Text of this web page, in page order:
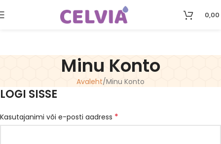
0,00
Minu Konto
Avaleht Minu Konto
LOGI SISSE
Kasutajanimi või e-posti aadress *